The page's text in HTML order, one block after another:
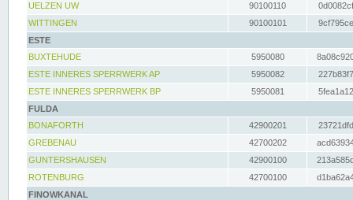
UELZEN UW
90100110
WITTINGEN
90100101
ESTE
BUXTEHUDE
5950080
ESTE INNERES SPERRWERK AP
5950082
ESTE INNERES SPERRWERK BP
5950081
FULDA
BONAFORTH
42900201
GREBENAU
42700202
GUNTERSHAUSEN
42900100
ROTENBURG
42700100
FINOWKANAL